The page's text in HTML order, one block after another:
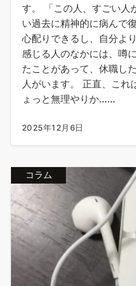
す。 「この人、すごい人
い過去に精神的に病んで
心配りできるし、自分よ
感じる人のなかには、噂
たことがあって、休職し
人がいます。 正直、これ
ょっと無理やりか......
2025年12月6日
コラム